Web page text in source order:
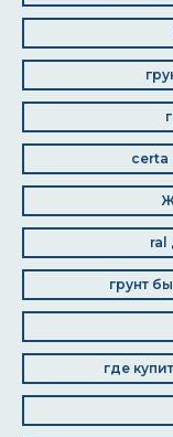
certa
ral
грунт
где